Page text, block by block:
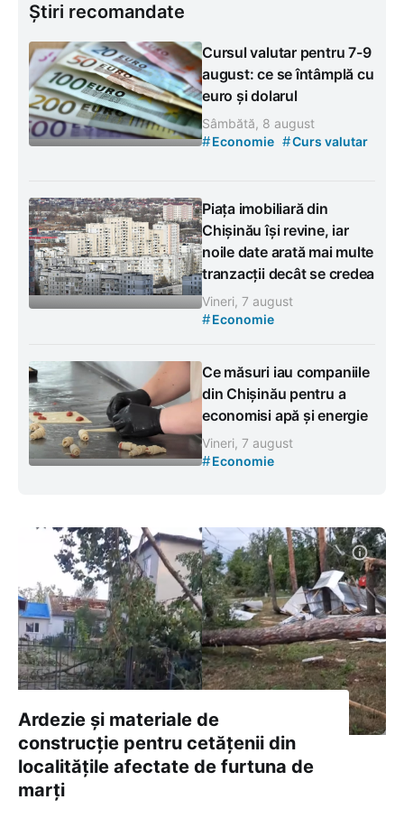
Știri recomandate
Cursul valutar pentru 7-9
august: ce se întâmplă cu
euro și dolarul
Sâmbătă, 8 august
#Economie #Curs valutar
Piața imobiliară din
Chișinău își revine, iar
noile date arată mai multe
tranzacții decât se credea
Vineri, 7 august
#Economie
Ce măsuri iau companiile
din Chișinău pentru a
economisi apă și energie
Vineri, 7 august
#Economie
Ardezie și materiale de
construcție pentru cetățenii din
localitățile afectate de furtuna de
marți